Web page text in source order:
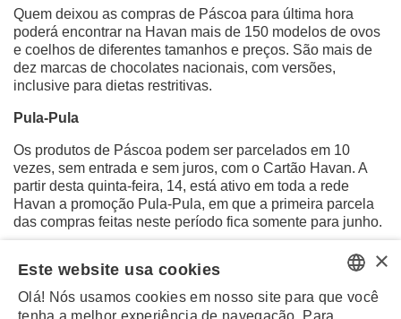
Quem deixou as compras de Páscoa para última hora
poderá encontrar na Havan mais de 150 modelos de ovos
e coelhos de diferentes tamanhos e preços. São mais de
dez marcas de chocolates nacionais, com versões,
inclusive para dietas restritivas.
Pula-Pula
Os produtos de Páscoa podem ser parcelados em 10
vezes, sem entrada e sem juros, com o Cartão Havan. A
partir desta quinta-feira, 14, está ativo em toda a rede
Havan a promoção Pula-Pula, em que a primeira parcela
das compras feitas neste período fica somente para junho.
É importante ressaltar que algumas megalojas Havan têm
ainda horários especiais, por isso, é importante conferir no
site:havan.com
o funcionamento da filial mais próxima.
PORTUGUESE
×
Este website usa cookies
Olá! Nós usamos cookies em nosso site para que você
tenha a melhor experiência de navegação. Para